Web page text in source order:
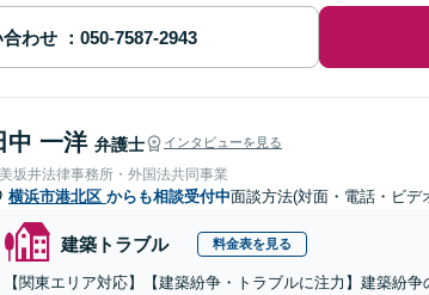
わせ
中 一洋 弁護士 インタビューを見る
坂井法律事務所・外国法共同事業
横浜市港北区 からも相談受付中面談方法(対面・電話・ビデ
建築トラブル 料金表を見る
【関東エリア対応】【建築紛争・トラブルに注力】建築紛